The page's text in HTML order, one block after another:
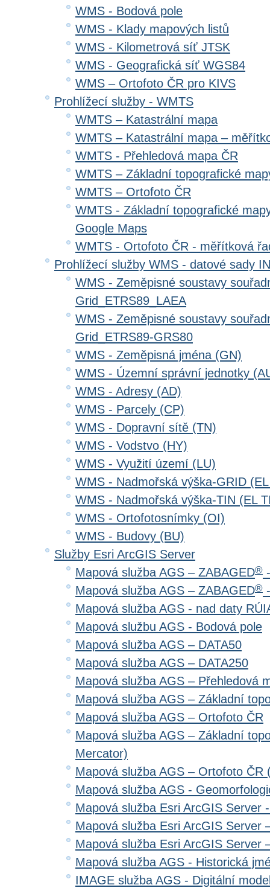
WMS - Bodová pole
WMS - Klady mapových listů
WMS - Kilometrová síť JTSK
WMS - Geografická síť WGS84
WMS – Ortofoto ČR pro KIVS
Prohlížecí služby - WMTS
WMTS – Katastrální mapa
WMTS – Katastrální mapa –
WMTS - Přehledová mapa ČR
WMTS – Základní topografické
WMTS – Ortofoto ČR
WMTS - Základní topografické
Google Maps
WMTS - Ortofoto ČR - měřítková
Prohlížecí služby WMS - datové sady
WMS - Zeměpisné soustavy
Grid_ETRS89_LAEA
WMS - Zeměpisné soustavy
Grid_ETRS89-GRS80
WMS - Zeměpisná jména (GN)
WMS - Územní správní jednotky
WMS - Adresy (AD)
WMS - Parcely (CP)
WMS - Dopravní sítě (TN)
WMS - Vodstvo (HY)
WMS - Využití území (LU)
WMS - Nadmořská výška-GRID
WMS - Nadmořská výška-TIN (EL
WMS - Ortofotosnímky (OI)
WMS - Budovy (BU)
Služby Esri ArcGIS Server
Mapová služba AGS – ZABAGED®
Mapová služba AGS – ZABAGED®
Mapová služba AGS - nad daty
Mapová službu AGS - Bodová pole
Mapová služba AGS – DATA50
Mapová služba AGS – DATA250
Mapová služba AGS – Přehledová
Mapová služba AGS – Základní
Mapová služba AGS – Ortofoto ČR
Mapová služba AGS – Základní
Mercator)
Mapová služba AGS – Ortofoto ČR
Mapová služba AGS -
Mapová služba Esri ArcGIS Server
Mapová služba Esri ArcGIS Server
Mapová služba Esri ArcGIS Server
Mapová služba AGS - Historická
IMAGE služba AGS - Digitální